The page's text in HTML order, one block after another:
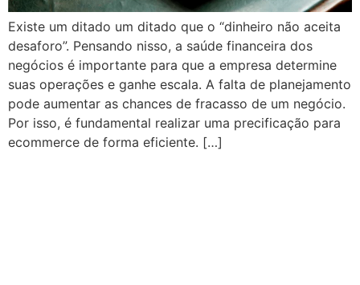
Existe um ditado um ditado que o “dinheiro não aceita
desaforo”. Pensando nisso, a saúde financeira dos
negócios é importante para que a empresa determine
suas operações e ganhe escala. A falta de planejamento
pode aumentar as chances de fracasso de um negócio.
Por isso, é fundamental realizar uma precificação para
ecommerce de forma eficiente. […]